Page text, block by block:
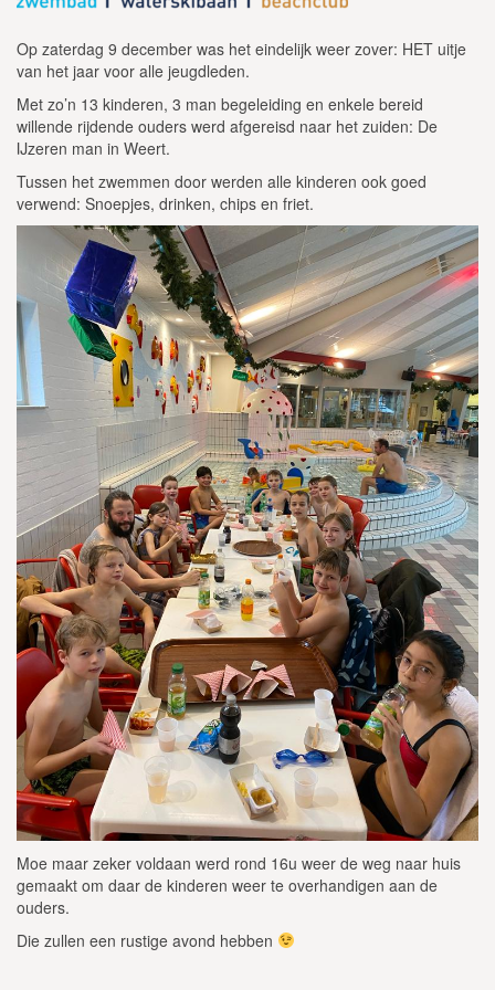
Op zaterdag 9 december was het eindelijk weer zover: HET uitje
van het jaar voor alle jeugdleden.
Met zo’n 13 kinderen, 3 man begeleiding en enkele bereid
willende rijdende ouders werd afgereisd naar het zuiden: De
IJzeren man in Weert.
Tussen het zwemmen door werden alle kinderen ook goed
verwend: Snoepjes, drinken, chips en friet.
Moe maar zeker voldaan werd rond 16u weer de weg naar huis
gemaakt om daar de kinderen weer te overhandigen aan de
ouders.
Die zullen een rustige avond hebben